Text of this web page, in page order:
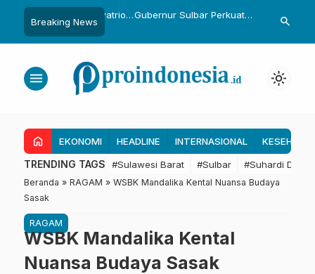
Breaking News
Hasil Riset Jadi
Transmigrasi
Gubernur Sulbar Perkuat
untuk Mendukung Pembangunan
Temui
Kapal 30
search
menu light_mode
home EKONOMI HEADLINE INTERNASIONAL
TRENDING TAGS #Sulawesi Barat #Sulbar #Suhardi Duka
Beranda » RAGAM » WSBK Mandalika Kental Nuansa Budaya
Sasak
RAGAM
WSBK Mandalika Kental
Nuansa Budaya Sasak